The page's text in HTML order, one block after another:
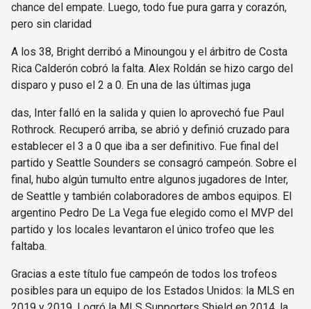
chance del empate. Luego, todo fue pura garra y corazón,
pero sin claridad
A los 38, Bright derribó a Minoungou y el árbitro de Costa
Rica Calderón cobró la falta. Alex Roldán se hizo cargo del
disparo y puso el 2 a 0. En una de las últimas juga
das, Inter falló en la salida y quien lo aprovechó fue Paul
Rothrock. Recuperó arriba, se abrió y definió cruzado para
establecer el 3 a 0 que iba a ser definitivo. Fue final del
partido y Seattle Sounders se consagró campeón. Sobre el
final, hubo algún tumulto entre algunos jugadores de Inter,
de Seattle y también colaboradores de ambos equipos. El
argentino Pedro De La Vega fue elegido como el MVP del
partido y los locales levantaron el único trofeo que les
faltaba.
Gracias a este título fue campeón de todos los trofeos
posibles para un equipo de los Estados Unidos: la MLS en